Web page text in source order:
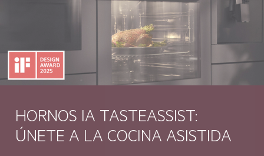
HORNOS IA TASTEASSIST: